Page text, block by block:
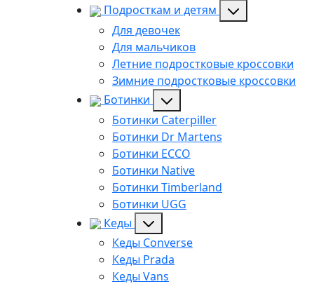
Подросткам и детям
Для девочек
Для мальчиков
Летние подростковые кроссовки
Зимние подростковые кроссовки
Ботинки
Ботинки Caterpiller
Ботинки Dr Martens
Ботинки ECCO
Ботинки Native
Ботинки Timberland
Ботинки UGG
Кеды
Кеды Converse
Кеды Prada
Кеды Vans